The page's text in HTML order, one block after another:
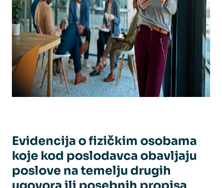
Evidencija o fizičkim osobama
koje kod poslodavca obavljaju
poslove na temelju drugih